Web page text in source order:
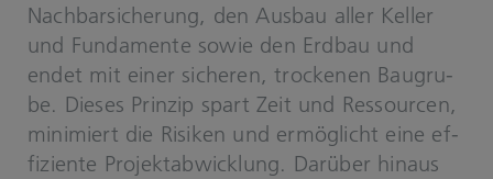
Nach­bar­si­che­rung, den Aus­bau aller Kel­ler
und Fun­da­men­te sowie den Erd­bau und
endet mit einer si­che­ren, tro­cke­nen Bau­gru­
be. Die­ses Prin­zip spart Zeit und Res­sour­cen,
mi­ni­miert die Ri­si­ken und er­mög­licht eine ef­
fi­zi­en­te Pro­jekt­ab­wick­lung. Dar­über hin­aus